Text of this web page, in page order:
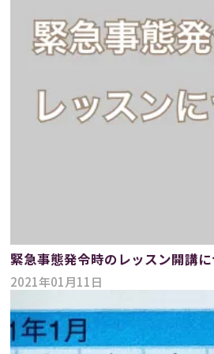
緊急事態発令時のレッスン開講
2021年01月11日